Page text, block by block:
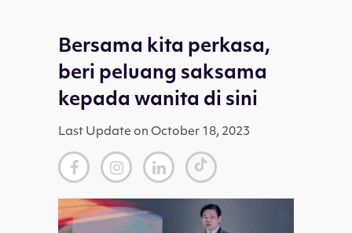
Bersama kita perkasa,
beri peluang saksama
kepada wanita di sini
Last Update on October 18, 2023